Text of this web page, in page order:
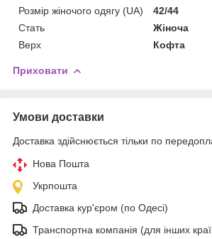
Розмір жіночого одягу (UA)
42/44
Стать
Жіноча
Верх
Кофта
Приховати
Умови доставки
Доставка здійснюється тільки по
Нова Пошта
Укрпошта
Доставка кур'єром (по Одесі)
Транспортна компанія (для інших